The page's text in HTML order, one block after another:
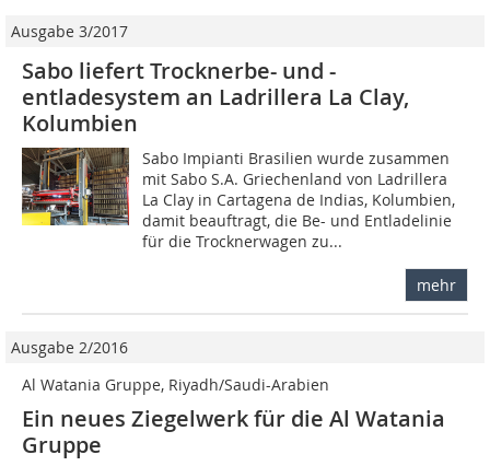
Ausgabe 3/2017
Sabo liefert Trocknerbe- und -
entladesystem an Ladrillera La Clay,
Kolumbien
Sabo Impianti Brasilien wurde zusammen
mit Sabo S.A. Griechenland von Ladrillera
La Clay in Cartagena de Indias, Kolumbien,
damit beauftragt, die Be- und Entladelinie
für die Trocknerwagen zu...
mehr
Ausgabe 2/2016
Al Watania Gruppe, Riyadh/Saudi-Arabien
Ein neues Ziegelwerk für die Al Watania
Gruppe